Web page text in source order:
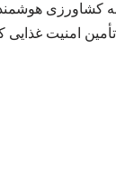
کشاورزی
امنیت